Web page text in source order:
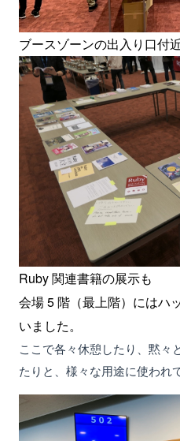
ブースゾーンの出入り口付
Ruby 関連書籍の展示も
会場 5 階（最上階）にはハ
いました。
ここで各々休憩したり、黙々
たりと、様々な用途に使われ